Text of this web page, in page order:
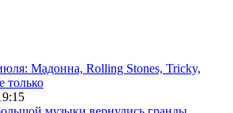
Мадонна, Rolling Stones, Tricky,
только